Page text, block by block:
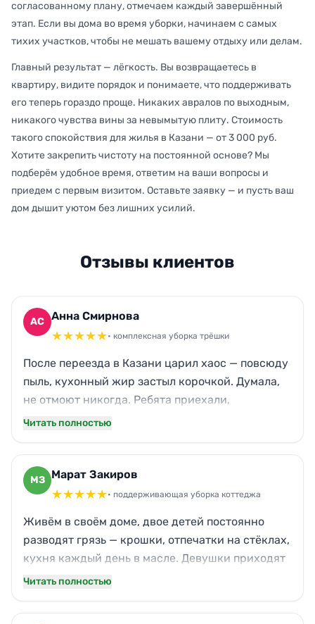
согласованному плану, отмечаем каждый завершённый
этап. Если вы дома во время уборки, начинаем с самых
тихих участков, чтобы не мешать вашему отдыху или делам.
Главный результат — лёгкость. Вы возвращаетесь в
квартиру, видите порядок и понимаете, что поддерживать
его теперь гораздо проще. Никаких авралов по выходным,
никакого чувства вины за невымытую плиту. Стоимость
такого спокойствия для жилья в Казани — от 3 000 руб.
Хотите закрепить чистоту на постоянной основе? Мы
подберём удобное время, ответим на ваши вопросы и
приедем с первым визитом. Оставьте заявку — и пусть ваш
дом дышит уютом без лишних усилий.
Отзывы клиентов
АС Анна Смирнова
★★★★★• комплексная уборка трёшки
После переезда в Казани царил хаос — повсюду
пыль, кухонный жир застыл корочкой. Думала,
не отмоют никогда. Ребята приехали,
посмотрели, сразу взялись. Паркет засиял,
стоила — дышится легче, запах свежести. Муж
оценил стерильность в санузле. Спасибо, что
Читать полностью
МЗ Марат Закиров
★★★★★• поддерживающая уборка коттеджа
Живём в своём доме, двое детей постоянно
разводят грязь — крошки, отпечатки на стёклах,
кухня каждый день в масле. Девушки приходят
раз в неделю, и дом преображается. Особенно
Читать полностью